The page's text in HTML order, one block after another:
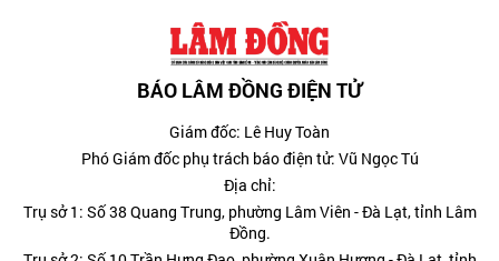
BÁO LÂM ĐỒNG ĐIỆN TỬ
Giám đốc: Lê Huy Toàn
Phó Giám đốc phụ trách báo điện tử: Vũ Ngọc Tú
Địa chỉ:
Trụ sở 1: Số 38 Quang Trung, phường Lâm Viên - Đà Lạt, tỉnh Lâm
Đồng.